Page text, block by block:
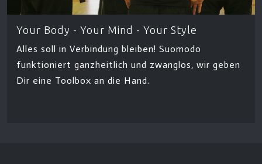
Your Body - Your Mind - Your Style
Alles soll in Verbindung bleiben! Suomodo
funktioniert ganzheitlich und zwanglos, wir geben
Dir eine Toolbox an die Hand.